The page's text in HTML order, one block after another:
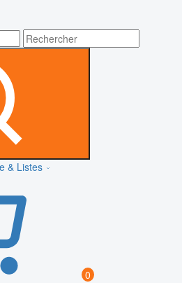
& Listes
0